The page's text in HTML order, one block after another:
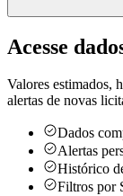
Acesse
Valores estimados,
alertas de novas
Dados
Alertas
Histórico
Filtros por